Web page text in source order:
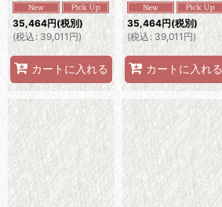
35,464円(税別)
(税込: 39,011円)
カートに入れる
35,464円(税別)
(税込: 39,011円)
カートに入れる